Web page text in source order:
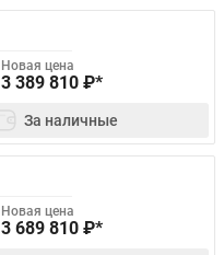
Новая цена
3 389 810 ₽*
За наличные
Новая цена
3 689 810 ₽*